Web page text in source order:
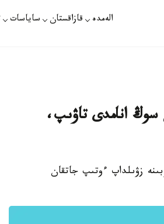
الەمدە قازاقستان ساياسات
ءۇيىنىڭ تۇلەگى: 22 جىلدان سوڭ انامدى تاۋىپ،
زۋىلداپ ءوتىپ جاتقان